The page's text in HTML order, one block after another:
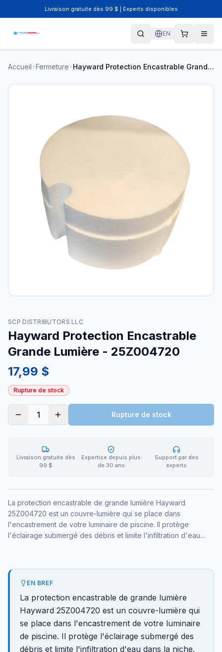
Livraison gratuite dès 99 $ | Experts disponibles
EN
Accueil Fermeture Hayward Protection Encastrable Grande Lumière - 25Z004720
SCP DISTRIBUTORS LLC
Hayward Protection Encastrable
Grande Lumière - 25Z004720
17,99 $
Rupture de stock
1 Rupture de stock
Livraison gratuite dès
99 $
Expertise depuis plus
de 30 ans
Support par des
experts
La protection encastrable de grande lumière Hayward
25Z004720 est un couvre-lumière qui se place dans
l'encastrement de votre luminaire de piscine. Il protège
l'éclairage submergé des débris et limite l'infiltration d'eau
EN BREF
La protection encastrable de grande lumière
Hayward 25Z004720 est un couvre-lumière qui
se place dans l'encastrement de votre luminaire
de piscine. Il protège l'éclairage submergé des
débris et limite l'infiltration d'eau dans la niche.